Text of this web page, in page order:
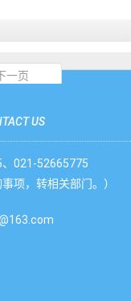
一页
US
021-52665775
项，转相关部门。）